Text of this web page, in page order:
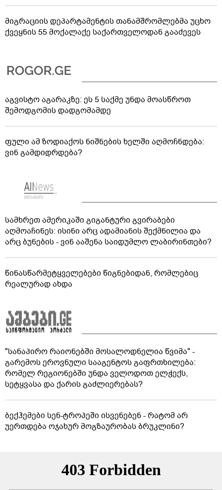
მიგრაციის დეპარტამენტის თანამშრომლებმა უცხო
ქვეყნის 55 მოქალაქე საქართველოდან გააძევეს
აგვისტო აგარაკზე: ეს 5 საქმე უნდა მოასწროთ
შემოდგომის დადგომამდე
ფული ამ ზოდიაქოს ნიშნების ხელში აღმოჩნდება:
ვინ გამდიდრდება?
სამხრეთ ამერიკაში გიგანტური გვირაბები
აღმოაჩინეს: ისინი არც ადამიანის შექმნილია და
არც ბუნების - ვინ ააშენა საიდუმლო ლაბირინთები?
წინასწარმეტყველებები წიგნებიდან, რომლებიც
რეალურად ახდა
"სანაპირო რაიონებში მოსალოდნელია წვიმა" -
გარემოს ეროვნული სააგენტოს გაფრთხილება:
რომელ რეგიონებში უნდა ველოდოთ ელჭექს,
სეტყვასა და ქარის გაძლიერებას?
ბექჰემები სენ-ტროპეში ისვენებენ - რატომ არ
უერთდება ოჯახურ მოგზაურობას ბრუკლინი?